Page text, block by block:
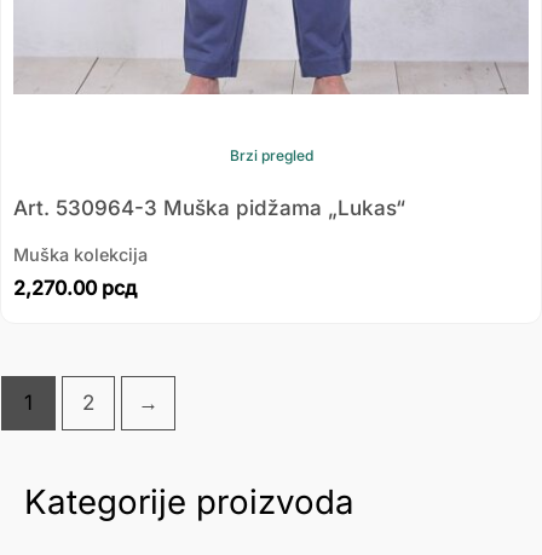
Kategorije proizvoda
Brzi pregled
Art. 530964-3 Muška pidžama „Lukas“
Muška kolekcija
2,270.00 рсд
1 2 →